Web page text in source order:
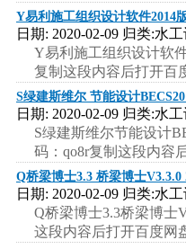
Y易利施工组织设计软件2014
日期: 2020-02-09 归类:水
Y易利施工组织设计软
复制这段内容后打开百
S绿建斯维尔 节能设计
日期: 2020-02-09 归类:水
S绿建斯维尔节能设计
码：qo8r复制这段内容
Q桥梁博士3.3 桥梁博士
日期: 2020-02-09 归类:水
Q桥梁博士3.3桥梁博士
这段内容后打开百度网